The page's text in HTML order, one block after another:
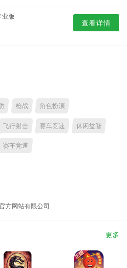
版
查看详情
枪战 角色扮演
飞行射击 赛车竞速 休闲益智
赛车竞速
方网站有限公司
更多